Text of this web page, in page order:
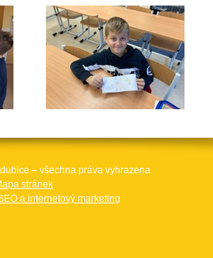
– všechna práva vyhrazena
stránek
a internetový marketing